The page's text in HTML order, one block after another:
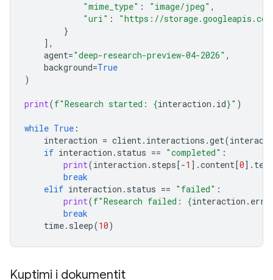
"mime_type" : "image/jpeg" ,
"uri" :
"https://
}
],
agent="deep-research-preview-04-2026" ,
background=True
)
print(f"Research started: {interaction . id}" )
while True :
interaction = client. interactions .get(
if interaction . status == "completed" :
print(interaction . steps[-1 ] .content[0] . text
break
elif interaction . status == "failed" :
print(f"Research failed: {interaction .
break
time. sleep(10)
Kuptimi i dokumentit